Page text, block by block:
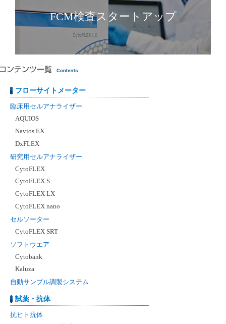
FCM検査スタートアップ
フローサイトメーター
臨床用セルアナライザー
AQUIOS
Navios EX
DxFLEX
研究用セルアナライザー
CytoFLEX
CytoFLEX S
CytoFLEX LX
CytoFLEX nano
セルソーター
CytoFLEX SRT
ソフトウエア
Cytobank
Kaluza
自動サンプル調製システム
試薬・抗体
抗ヒト抗体